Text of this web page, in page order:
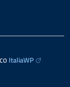
ItaliaWP